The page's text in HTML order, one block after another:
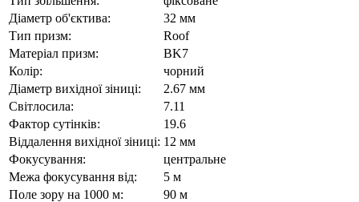
Діаметр об'єктива:
32 мм
Тип призм:
Roof
Матеріал призм:
BK7
Колір:
чорний
Діаметр вихідної зіниці:
2.67 мм
Світлосила:
7.11
Фактор сутінків:
19.6
Віддалення вихідної зіниці: 12 мм
Фокусування:
центральне
Межа фокусування від:
5 м
Поле зору на 1000 м:
90 м